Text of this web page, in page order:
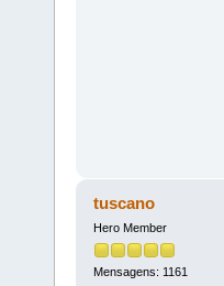
tuscano
Hero Member
Mensagens: 1161